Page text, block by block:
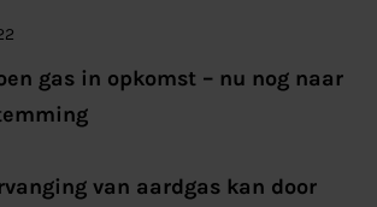
gas in opkomst – nu nog naar
van aardgas kan door